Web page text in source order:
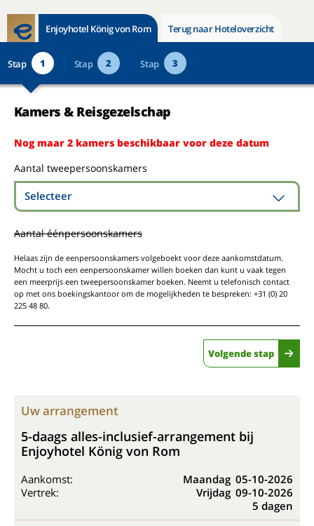
Enjoyhotel König von Rom Terug naar Hoteloverzicht
Stap 1 Stap 2 Stap 3
Kamers & Reisgezelschap
Nog maar 2 kamers beschikbaar voor deze datum
Aantal tweepersoonskamers
Selecteer
Aantal éénpersoonskamers
Helaas zijn de eenpersoonskamers volgeboekt voor deze aankomstdatum.
Mocht u toch een eenpersoonskamer willen boeken dan kunt u vaak tegen
een meerprijs een tweepersoonskamer boeken. Neemt u telefonisch contact
op met ons boekingskantoor om de mogelijkheden te bespreken: +31 (0) 20
225 48 80.
Volgende stap
Uw arrangement
5-daags alles-inclusief-arrangement bij
Enjoyhotel König von Rom
Aankomst: Maandag 05-10-2026
Vertrek:
Vrijdag 09-10-2026
5 dagen